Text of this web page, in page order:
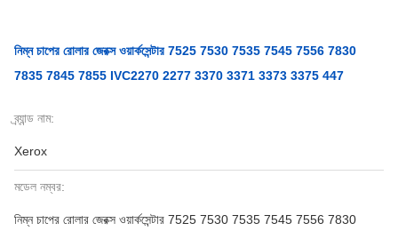
নিম্ন চাপের রোলার জেরক্স ওয়ার্কসেন্টার 7525 7530 7535 7545 7556 7830
7835 7845 7855 IVC2270 2277 3370 3371 3373 3375 447
ব্র্যান্ড নাম:
Xerox
মডেল নম্বর:
নিম্ন চাপের রোলার জেরক্স ওয়ার্কসেন্টার 7525 7530 7535 7545 7556 7830